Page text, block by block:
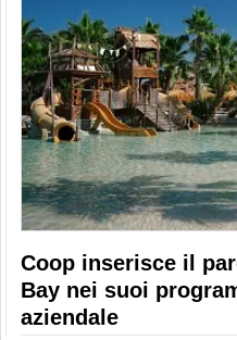
Coop inserisce il
Bay nei suoi
aziendale